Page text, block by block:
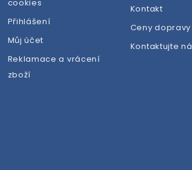
cookies
Přihlášení
Můj účet
Reklamace a vrácení
zboží
Kontakt
Ceny
Kontaktujte